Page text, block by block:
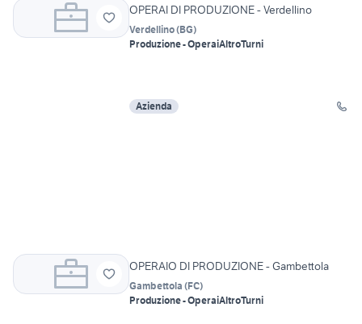
OPERAI DI PRODUZIONE - Verdellino
Verdellino(BG)
Produzione - OperaiAltroTurni
Azienda
OPERAIO DI PRODUZIONE - Gambettola
Gambettola (FC)
Produzione - OperaiAltroTurni